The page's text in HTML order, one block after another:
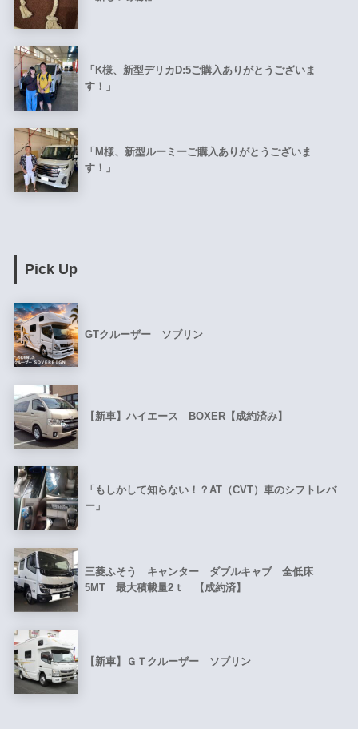
「K様、新型デリカD:5ご購入ありがとうございま
す！」
「M様、新型ルーミーご購入ありがとうございま
す！」
Pick Up
GTクルーザー ソブリン
【新車】ハイエース BOXER【成約済み】
「もしかして知らない！？AT（CVT）車のシフトレバ
ー」
三菱ふそう キャンター ダブルキャブ 全低床
5MT 最大積載量2ｔ 【成約済】
【新車】ＧＴクルーザー ソブリン